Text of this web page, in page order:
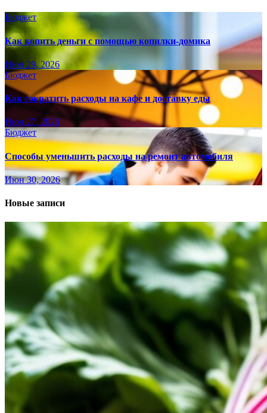
Бюджет
Как копить деньги с помощью копилки-домика
Июл 29, 2026
Бюджет
Как сократить расходы на кафе и доставку еды
Июл 27, 2026
Бюджет
Способы уменьшить расходы на ремонт автомобиля
Июн 30, 2026
Новые записи